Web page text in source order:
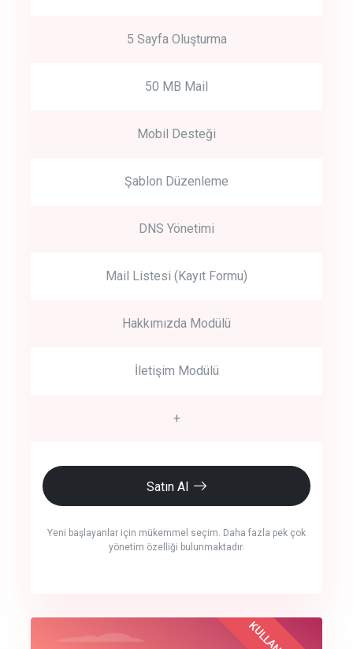
5 Sayfa Oluşturma
50 MB Mail
Mobil Desteği
Şablon Düzenleme
DNS Yönetimi
Mail Listesi (Kayıt Formu)
Hakkımızda Modülü
İletişim Modülü
+
Satın Al
Yeni başlayanlar için mükemmel seçim. Daha fazla pek çok
yönetim özelliği bulunmaktadır.
crm auto cync